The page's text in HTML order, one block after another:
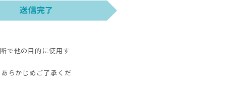
で他の目的に使用す
らかじめご了承くだ